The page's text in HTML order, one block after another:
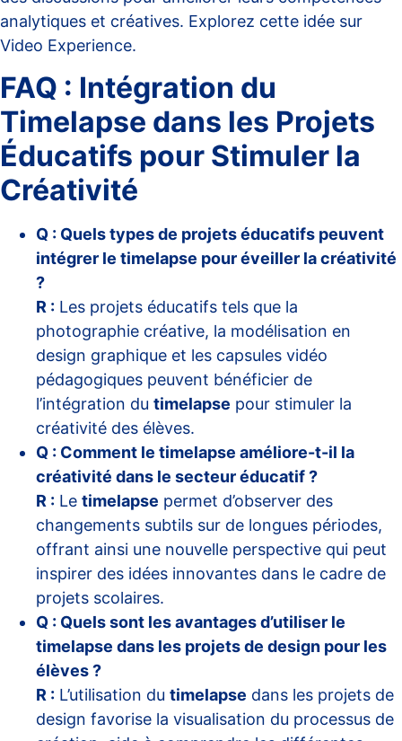
analytiques et créatives. Explorez cette idée sur
Video Experience.
FAQ : Intégration du
Timelapse dans les Projets
Éducatifs pour Stimuler la
Créativité
Q : Quels types de projets éducatifs peuvent
intégrer le timelapse pour éveiller la créativité
?
R : Les projets éducatifs tels que la
photographie créative, la modélisation en
design graphique et les capsules vidéo
pédagogiques peuvent bénéficier de
l’intégration du timelapse pour stimuler la
créativité des élèves.
Q : Comment le timelapse améliore-t-il la
créativité dans le secteur éducatif ?
R : Le timelapse permet d’observer des
changements subtils sur de longues périodes,
offrant ainsi une nouvelle perspective qui peut
inspirer des idées innovantes dans le cadre de
projets scolaires.
Q : Quels sont les avantages d’utiliser le
timelapse dans les projets de design pour les
élèves ?
R : L’utilisation du timelapse dans les projets de
design favorise la visualisation du processus de